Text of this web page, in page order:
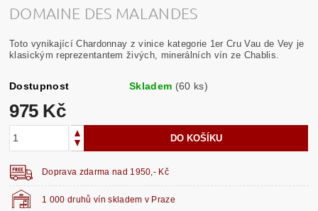
DOMAINE DES MALANDES
Toto vynikající Chardonnay z vinice kategorie 1er Cru Vau de Vey je
klasickým reprezentantem živých, minerálních vín ze Chablis.
Dostupnost Skladem (60 ks)
975 Kč
1 000 druhů vín skladem v Praze
Doprava zdarma nad 1950,- Kč